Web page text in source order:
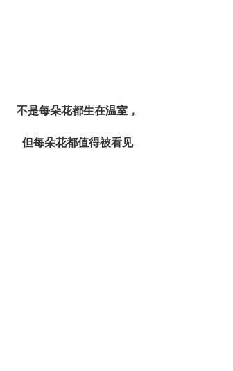
不是每朵花都生在温室，
但每朵花都值得被看见